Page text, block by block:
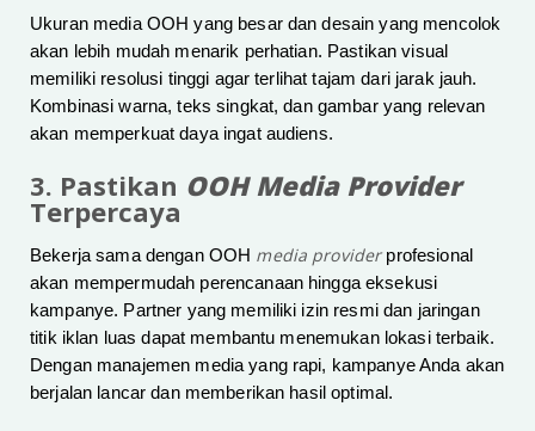
Ukuran media OOH yang besar dan desain yang mencolok
akan lebih mudah menarik perhatian. Pastikan visual
memiliki resolusi tinggi agar terlihat tajam dari jarak jauh.
Kombinasi warna, teks singkat, dan gambar yang relevan
akan memperkuat daya ingat audiens.
3. Pastikan OOH Media Provider
Terpercaya
Bekerja sama dengan OOH media providerprofesional
akan mempermudah perencanaan hingga eksekusi
kampanye. Partner yang memiliki izin resmi dan jaringan
titik iklan luas dapat membantu menemukan lokasi terbaik.
Dengan manajemen media yang rapi, kampanye Anda akan
berjalan lancar dan memberikan hasil optimal.